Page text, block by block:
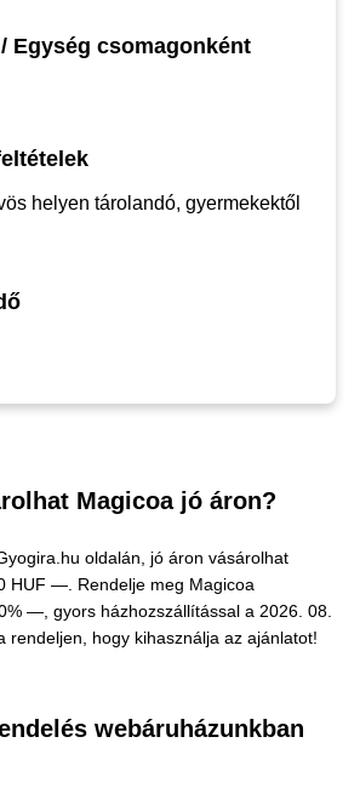
Egység csomagonként
helyen tárolandó, gyermekektől
Magicoa jó áron?
oldalán, jó áron vásárolhat
HUF — . Rendelje meg Magicoa
—, gyors házhozszállítással a 2026. 08.
rendeljen, hogy kihasználja az ajánlatot!
webáruházunkban